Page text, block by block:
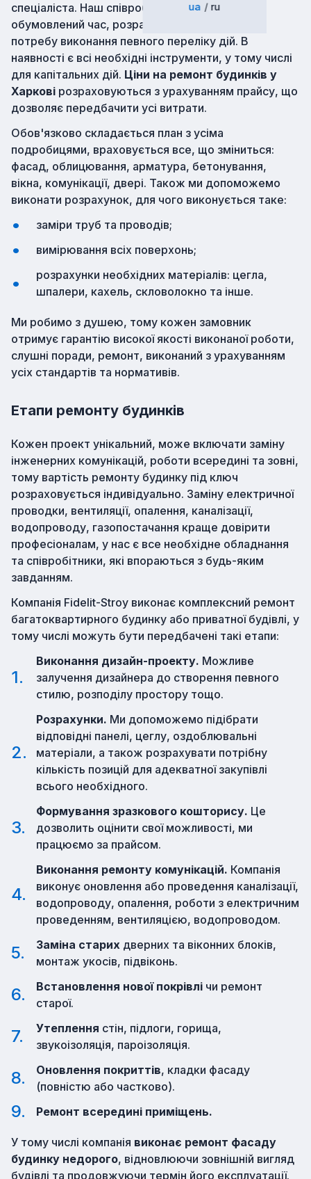
ua ru
спеціаліста. Наш співробітник прибуде в
обумовлений час, розраховує вартість робіт,
потребу виконання певного переліку дій. В
наявності є всі необхідні інструменти, у тому числі
для капітальних дій. Ціни на ремонт будинків у
Харкові розраховуються з урахуванням прайсу, що
дозволяє передбачити усі витрати.
Обов'язково складається план з усіма
подробицями, враховується все, що зміниться:
фасад, облицювання, арматура, бетонування,
вікна, комунікації, двері. Також ми допоможемо
виконати розрахунок, для чого виконується таке:
заміри труб та проводів;
вимірювання всіх поверхонь;
розрахунки необхідних матеріалів: цегла,
шпалери, кахель, скловолокно та інше.
Ми робимо з душею, тому кожен замовник
отримує гарантію високої якості виконаної роботи,
слушні поради, ремонт, виконаний з урахуванням
усіх стандартів та нормативів.
Етапи ремонту будинків
Кожен проект унікальний, може включати заміну
інженерних комунікацій, роботи всередині та зовні,
тому вартість ремонту будинку під ключ
розраховується індивідуально. Заміну електричної
проводки, вентиляції, опалення, каналізації,
водопроводу, газопостачання краще довірити
професіоналам, у нас є все необхідне обладнання
та співробітники, які впораються з будь-яким
завданням.
Компанія Fidelit-Stroy виконає комплексний ремонт
багатоквартирного будинку або приватної будівлі, у
тому числі можуть бути передбачені такі етапи:
Виконання дизайн-проекту. Можливе
залучення дизайнера до створення певного
стилю, розподілу простору тощо.
Розрахунки. Ми допоможемо підібрати
відповідні панелі, цеглу, оздоблювальні
матеріали, а також розрахувати потрібну
кількість позицій для адекватної закупівлі
всього необхідного.
Формування зразкового кошторису. Це
дозволить оцінити свої можливості, ми
працюємо за прайсом.
Виконання ремонту комунікацій. Компанія
виконує оновлення або проведення каналізації,
водопроводу, опалення, роботи з електричним
проведенням, вентиляцією, водопроводом.
Заміна старих дверних та віконних блоків,
монтаж укосів, підвіконь.
Встановлення нової покрівлі чи ремонт
старої.
Утеплення стін, підлоги, горища,
звукоізоляція, пароізоляція.
Оновлення покриттів, кладки фасаду
(повністю або частково).
Ремонт всередині приміщень.
У тому числі компанія виконає ремонт фасаду
будинку недорого, відновлюючи зовнішній вигляд
будівлі та продовжуючи термін його експлуатації.